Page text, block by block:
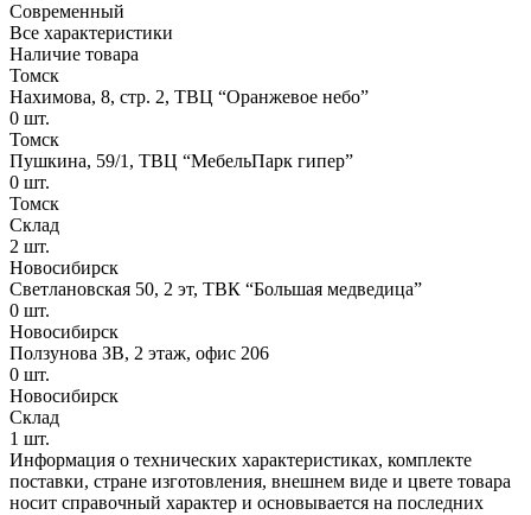
Современный
Все характеристики
Наличие товара
Томск
Нахимова, 8, стр. 2​, ТВЦ “Оранжевое небо​”
0 шт.
Томск
Пушкина, 59/1, ТВЦ “МебельПарк гипер”
0 шт.
Томск
Склад
2 шт.
Новосибирск
Светлановская 50, 2 эт, ТВК “Большая медведица”
0 шт.
Новосибирск
Ползунова ЗВ, 2 этаж, офис 206
0 шт.
Новосибирск
Склад
1 шт.
Информация о технических характеристиках, комплекте
поставки, стране изготовления, внешнем виде и цвете товара
носит справочный характер и основывается на последних